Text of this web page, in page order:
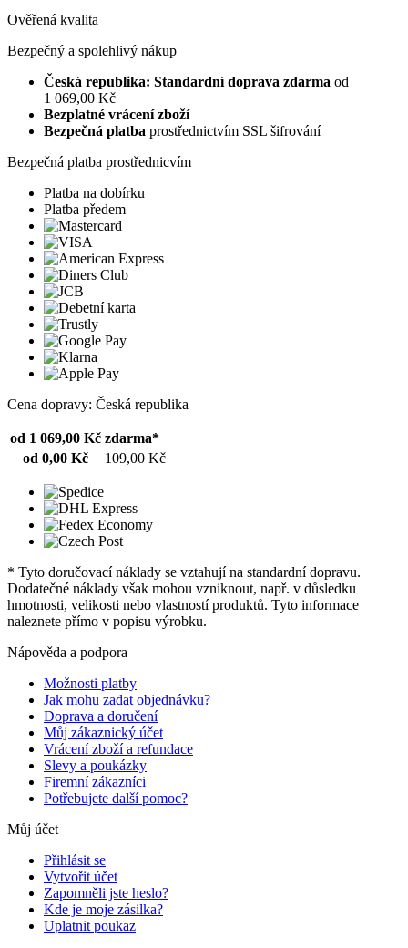
Ověřená kvalita
Bezpečný a spolehlivý nákup
Česká republika: Standardní doprava zdarma od
1 069,00 Kč
Bezplatné vrácení zboží
Bezpečná platba prostřednictvím SSL šifrování
Bezpečná platba prostřednicvím
Platba na dobírku
Platba předem
Cena dopravy: Česká republika
od 1 069,00 Kč zdarma*
od 0,00 Kč
109,00 Kč
* Tyto doručovací náklady se vztahují na standardní dopravu.
Dodatečné náklady však mohou vzniknout, např. v důsledku
hmotnosti, velikosti nebo vlastností produktů. Tyto informace
naleznete přímo v popisu výrobku.
Nápověda a podpora
Možnosti platby
Jak mohu zadat objednávku?
Doprava a doručení
Můj zákaznický účet
Vrácení zboží a refundace
Slevy a poukázky
Firemní zákazníci
Potřebujete další pomoc?
Můj účet
Přihlásit se
Vytvořit účet
Zapomněli jste heslo?
Kde je moje zásilka?
Uplatnit poukaz